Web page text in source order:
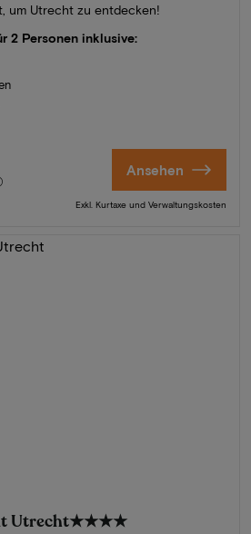
um Utrecht zu entdecken!
2 Personen inklusive:
Ansehen
Exkl. Kurtaxe und Verwaltungskosten
Utrecht★★★★